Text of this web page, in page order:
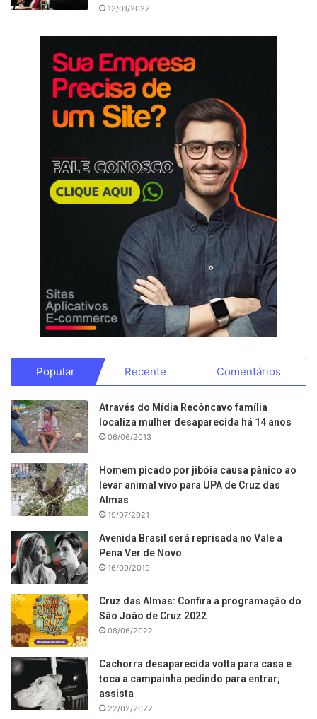
13/01/2022
Popular Recente Comentários
Através do Mídia Recôncavo família
localiza mulher desaparecida há 14 anos
06/06/2013
Homem picado por jibóia causa pânico ao
levar animal vivo para UPA de Cruz das
Almas
19/07/2021
Avenida Brasil será reprisada no Vale a
Pena Ver de Novo
16/09/2019
Cruz das Almas: Confira a programação do
São João de Cruz 2022
08/06/2022
Cachorra desaparecida volta para casa e
toca a campainha pedindo para entrar;
assista
22/02/2022